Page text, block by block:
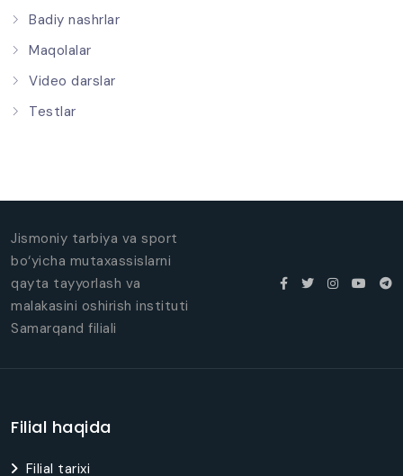
Badiy nashrlar
Maqolalar
Video darslar
Testlar
Jismoniy tarbiya va sport
bo‘yicha mutaxassislarni
qayta tayyorlash va
malakasini oshirish instituti
Samarqand filiali
Filial haqida
Filial tarixi